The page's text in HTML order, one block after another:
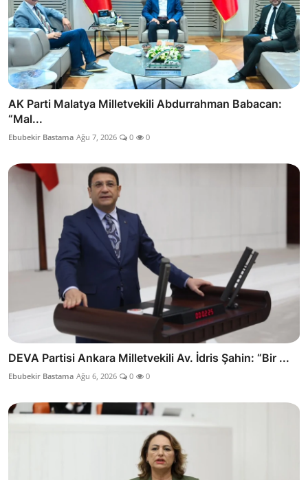
AK Parti Malatya Milletvekili Abdurrahman Babacan:
“Mal...
Ebubekir Bastama Ağu 7, 2026 0 0
DEVA Partisi Ankara Milletvekili Av. İdris Şahin: “Bir ...
Ebubekir Bastama Ağu 6, 2026 0 0